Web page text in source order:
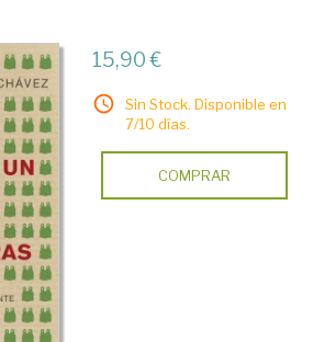
15,90 €
Sin Stock. Disponible en
7/10 días.
COMPRAR